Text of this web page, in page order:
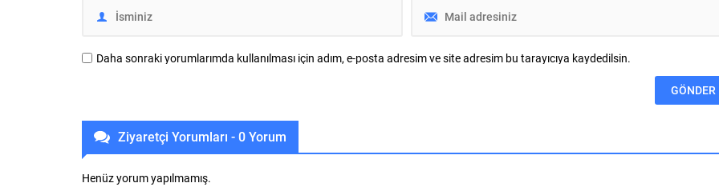
Daha sonraki yorumlarımda kullanılması için adım, e-posta adresim ve site adresim bu tarayıcıya kaydedilsin.
Ziyaretçi Yorumları - 0 Yorum
Henüz yorum yapılmamış.